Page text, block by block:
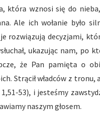
która wznosi się do
Ale ich wołanie było
rozwiązują decyzjami,
ukazując nam,
że Pan pamięta o
Strącił władców z tronu,
1,51-53), i jesteśmy
naszym głosem.